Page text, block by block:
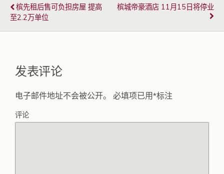
槟先租后售可负担房屋 提高
至2.2万单位
槟城帝豪酒店 11月15日将停业
发表评论
电子邮件地址不会被公开。 必填项已用*标注
评论